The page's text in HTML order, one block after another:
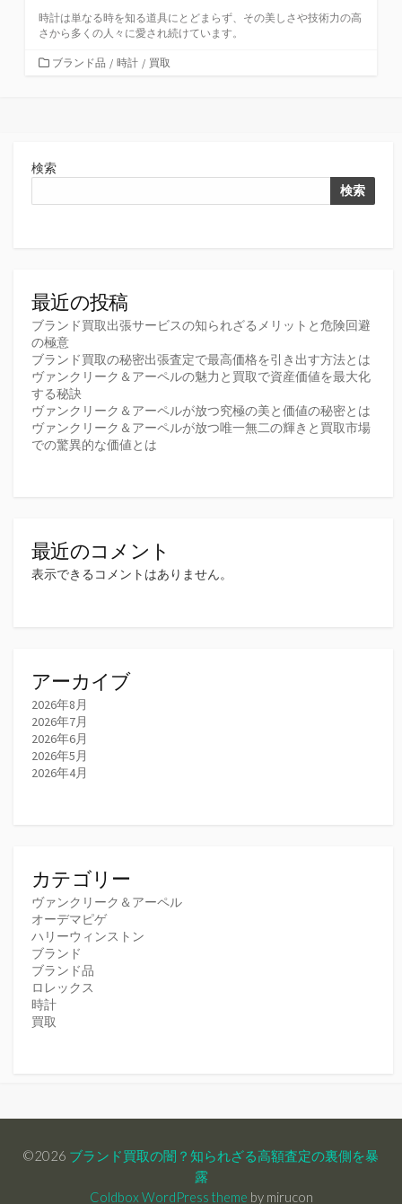
時計は単なる時を知る道具にとどまらず、その美しさや技術力の高
さから多くの人々に愛され続けています。
カブランド品 / 時計 / 買取
検索
検索
最近の投稿
ブランド買取出張サービスの知られざるメリットと危険回避
の極意
ブランド買取の秘密出張査定で最高価格を引き出す方法とは
ヴァンクリーク＆アーペルの魅力と買取で資産価値を最大化
する秘訣
ヴァンクリーク＆アーペルが放つ究極の美と価値の秘密とは
ヴァンクリーク＆アーペルが放つ唯一無二の輝きと買取市場
での驚異的な価値とは
最近のコメント
表示できるコメントはありません。
アーカイブ
2026年8月
2026年7月
2026年6月
2026年5月
2026年4月
カテゴリー
ヴァンクリーク＆アーペル
オーデマピゲ
ハリーウィンストン
ブランド
ブランド品
ロレックス
時計
買取
©2026 ブランド買取の闇？知られざる高額査定の裏側を暴
露
Coldbox WordPress theme by mirucon